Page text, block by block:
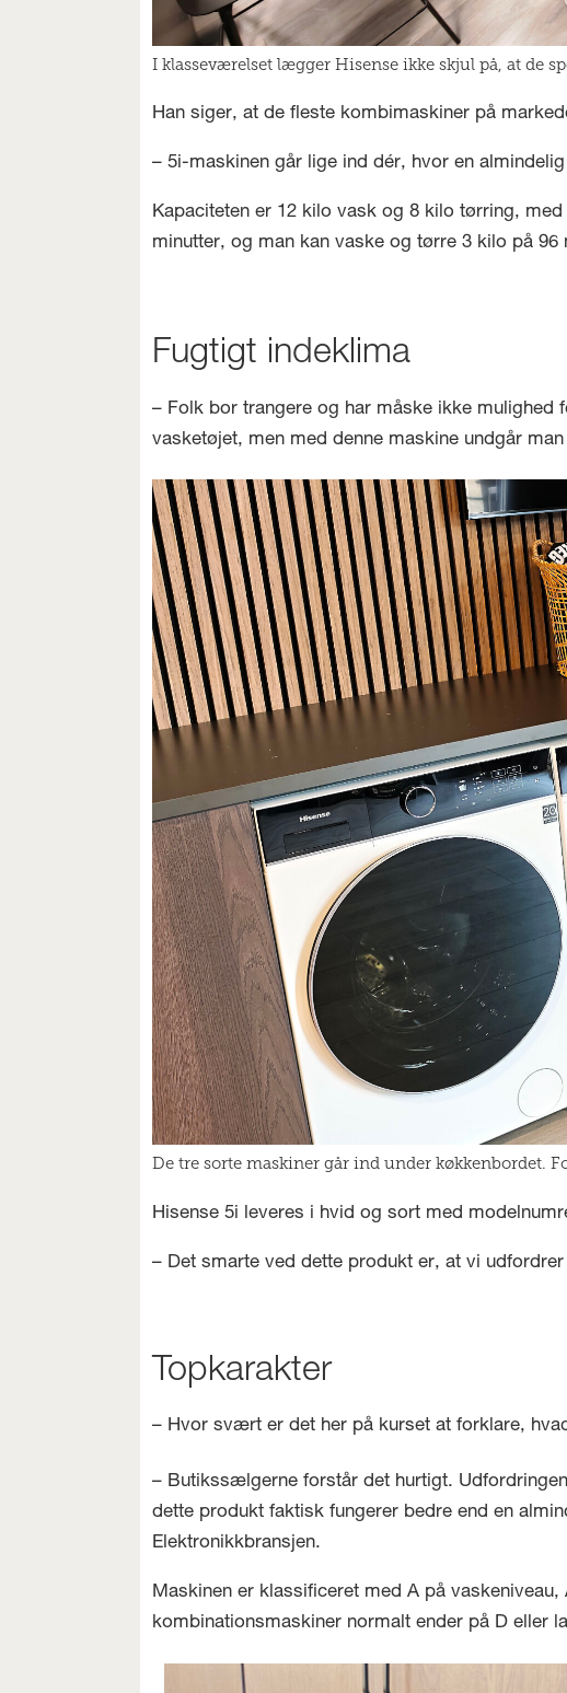
I klasseværelset lægger Hisense ikke skjul på, at de
Han siger, at de fleste kombimaskiner på
– 5i-maskinen går lige ind dér, hvor en
Kapaciteten er 12 kilo vask og 8 kilo tørring,
minutter, og man kan vaske og tørre 3 kilo på 96
Fugtigt indeklima
– Folk bor trangere og har måske ikke
vasketøjet, men med denne maskine undgår
De tre sorte maskiner går ind under køkkenbordet.
Hisense 5i leveres i hvid og sort med
– Det smarte ved dette produkt er, at vi
Topkarakter
– Hvor svært er det her på kurset at forklare,
– Butikssælgerne forstår det hurtigt.
dette produkt faktisk fungerer bedre end en
Elektronikkbransjen.
Maskinen er klassificeret med A på
kombinationsmaskiner normalt ender på D eller